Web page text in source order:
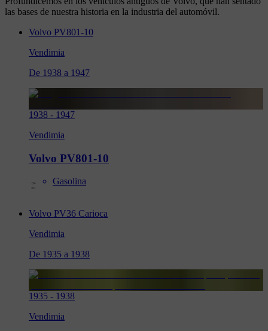
las bases de nuestra historia en la industria del automóvil.
Volvo PV801-10
Vendimia
De 1938 a 1947
1938 - 1947
Vendimia
Volvo PV801-10
Gasolina
Volvo PV36 Carioca
Vendimia
De 1935 a 1938
1935 - 1938
Vendimia